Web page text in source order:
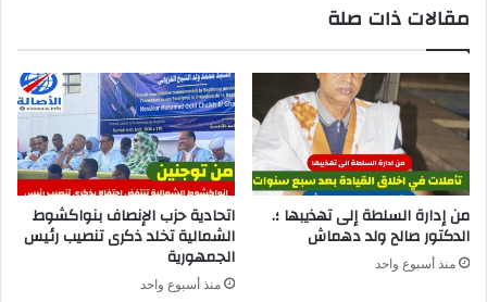
مقالات ذات صلة
من إدارة السلطة إلى تهذيبها ؛.
الدكتور صالح ولد دهماش
منذ أسبوع واحد
اتحادية حزب الإنصاف بنواكشوط
الشمالية تخلد ذكرى تنصيب رئيس
الجمهورية
منذ أسبوع واحد